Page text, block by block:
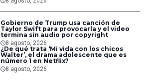
Gobierno de Trump usa canción de
Taylor Swift para provocarla y el video
termina sin audio por copyright
8 agosto, 2026
¿De qué trata ‘Mi vida con los chicos
Walter’, el drama adolescente que es
número 1 en Netflix?
8 agosto, 2026